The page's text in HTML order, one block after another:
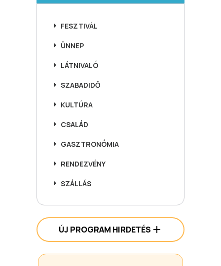
FESZTIVÁL
ÜNNEP
LÁTNIVALÓ
SZABADIDŐ
KULTÚRA
CSALÁD
GASZTRONÓMIA
RENDEZVÉNY
SZÁLLÁS
ÚJ PROGRAM HIRDETÉS